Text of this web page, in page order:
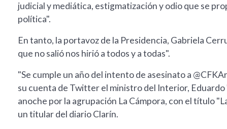
judicial y mediática, estigmatización y odio que se
política".
En tanto, la portavoz de la Presidencia, Gabriela
que no salió nos hirió a todos y a todas".
"Se cumple un año del intento de asesinato a
su cuenta de Twitter el ministro del Interior,
anoche por la agrupación La Cámpora, con el título
un titular del diario Clarín.